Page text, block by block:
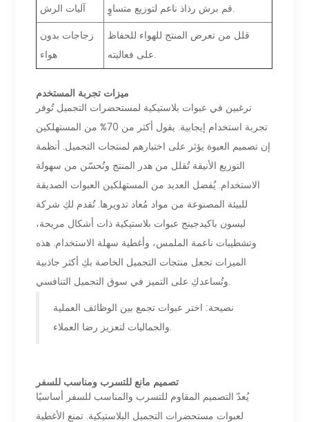
آليات الرش
قم برش رذاذ ناعم لتوزيع متساوٍ.
زجاجات بدون
هواء
قلل من تعرض المنتج للهواء للحفاظ
على فعاليته.
ميزات تجربة المستخدم
ترغبين في عبوات بلاستيكية لمستحضرات التجميل تُوفر
تجربة استخدام إيجابية. يقول أكثر من 70% من المستهلكين
إن تصميم العبوة يؤثر على اختيارهم لمنتجات التجميل. أنظمة
التوزيع الأنيقة تُقلل من هدر المنتج وتُحسّن من سهولة
الاستخدام. يُفضل العديد من المستهلكين العبوات الصديقة
للبيئة المصنوعة من مواد مُعاد تدويرها. تُقدم لكِ شركة
ليسون باكيدجينج عبوات بلاستيكية ذات أشكال مريحة،
وتشطيبات ناعمة الملمس، وأغطية سهلة الاستخدام. هذه
الميزات تجعل منتجات التجميل الخاصة بكِ أكثر جاذبية
وتُساعدكِ على التميز في سوق التجميل التنافسي.
نصيحة: اختر عبوات تجمع بين الوظائف العملية
والجماليات لتعزيز رضا العملاء.
تصميم مانع للتسرب ومناسب للسفر
يُعدّ التصميم المقاوم للتسرب والمناسب للسفر أساسيًا
لعبوات مستحضرات التجميل البلاستيكية. تمنع الأغطية